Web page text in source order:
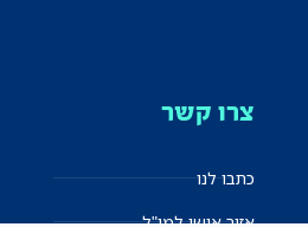
צרו קשר
כתבו לנו
אזור אישי למו"ל